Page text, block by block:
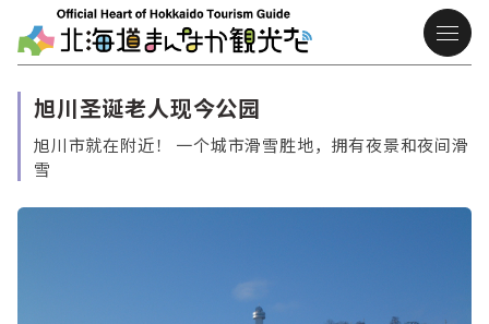
旭川圣诞老人现今公园
旭川市就在附近！ 一个城市滑雪胜地，拥有夜景和夜间滑
雪